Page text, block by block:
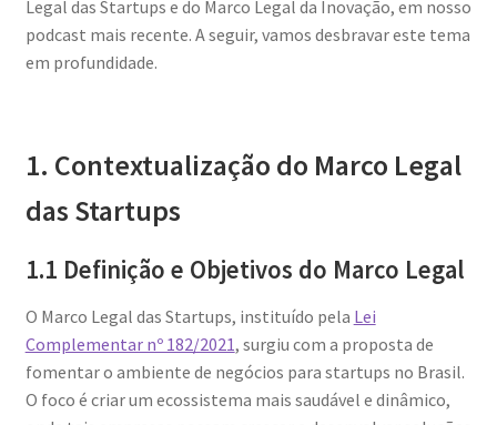
Legal das Startups e do Marco Legal da Inovação, em nosso
podcast mais recente. A seguir, vamos desbravar este tema
em profundidade.
1. Contextualização do Marco Legal
das Startups
1.1 Definição e Objetivos do Marco Legal
O Marco Legal das Startups, instituído pela Lei
Complementar nº 182/2021, surgiu com a proposta de
fomentar o ambiente de negócios para startups no Brasil.
O foco é criar um ecossistema mais saudável e dinâmico,